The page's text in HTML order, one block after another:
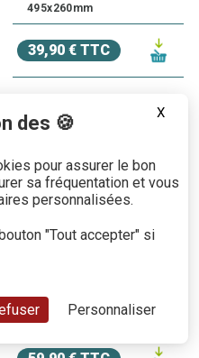
495x260mm
39,90 € TTC
filtre de bassin
680x402mm
X
des 🍪
pour assurer le bon
sa fréquentation et vous
personnalisées.
"Tout accepter" si
Personnaliser